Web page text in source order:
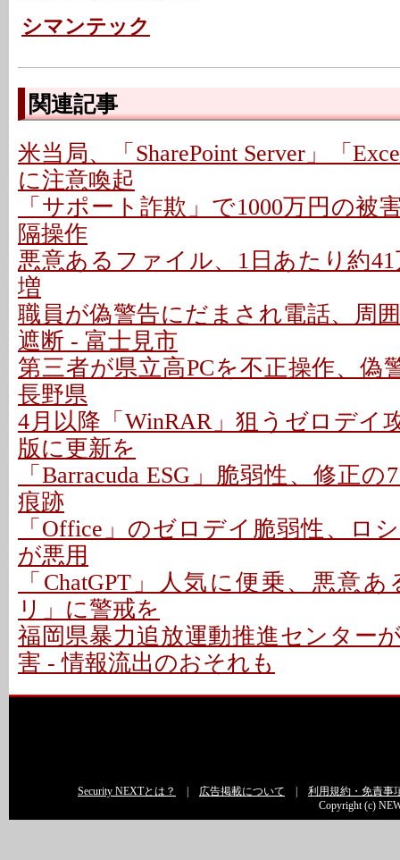
シマンテック
関連記事
米当局、「SharePoint Server」「
に注意喚起
「サポート詐欺」で1000万円の被
隔操作
悪意あるファイル、1日あたり約
増
職員が偽警告にだまされ電話、周
遮断 - 富士見市
第三者が県立高PCを不正操作、偽
長野県
4月以降「WinRAR」狙うゼロデイ
版に更新を
「Barracuda ESG」脆弱性、修正
痕跡
「Office」のゼロデイ脆弱性、ロ
が悪用
「ChatGPT」人気に便乗、悪意
リ」に警戒を
福岡県暴力追放運動推進センター
害 - 情報流出のおそれも
Security NEXTとは？ 広告掲載について
利用規約・免責事
Copyright (c)